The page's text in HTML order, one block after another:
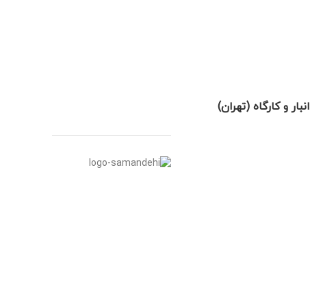
انبار و کارگاه (تهران)